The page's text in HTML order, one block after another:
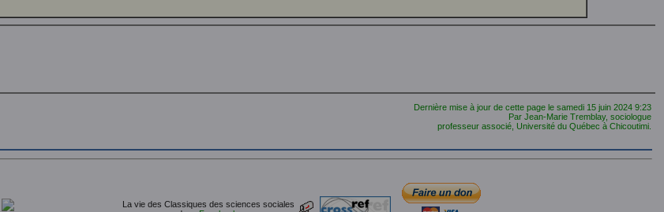
Dernière mise à jour de cette page le samedi 15 juin 2024 9:23
Par Jean-Marie Tremblay, sociologue
professeur associé, Université du Québec à Chicoutimi.
La vie des Classiques des sciences sociales